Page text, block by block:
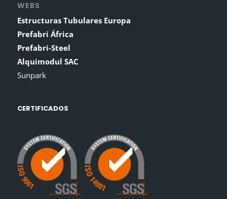
WEBS
Estructuras Tubulares Europa
Prefabri África
Prefabri-Steel
Alquimodul SAC
Sunpark
CERTIFICADOS